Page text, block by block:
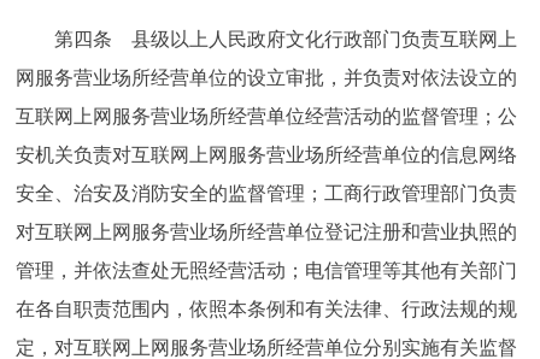
ESPAÑOL العربية PORTUGUÊS
ITALIANO
回到顶部
第四条 县级以上人民政府文化行政部门负责互联网上
网服务营业场所经营单位的设立审批，并负责对依法设立的
互联网上网服务营业场所经营单位经营活动的监督管理；公
安机关负责对互联网上网服务营业场所经营单位的信息网络
安全、治安及消防安全的监督管理；工商行政管理部门负责
对互联网上网服务营业场所经营单位登记注册和营业执照的
管理，并依法查处无照经营活动；电信管理等其他有关部门
在各自职责范围内，依照本条例和有关法律、行政法规的规
定，对互联网上网服务营业场所经营单位分别实施有关监督